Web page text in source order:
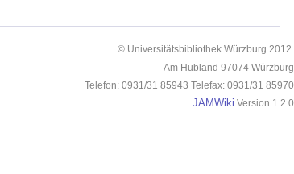
© Universitätsbibliothek Würzburg 2012.
Am Hubland 97074 Würzburg
Telefon: 0931/31 85943 Telefax: 0931/31 85970
JAMWiki Version 1.2.0